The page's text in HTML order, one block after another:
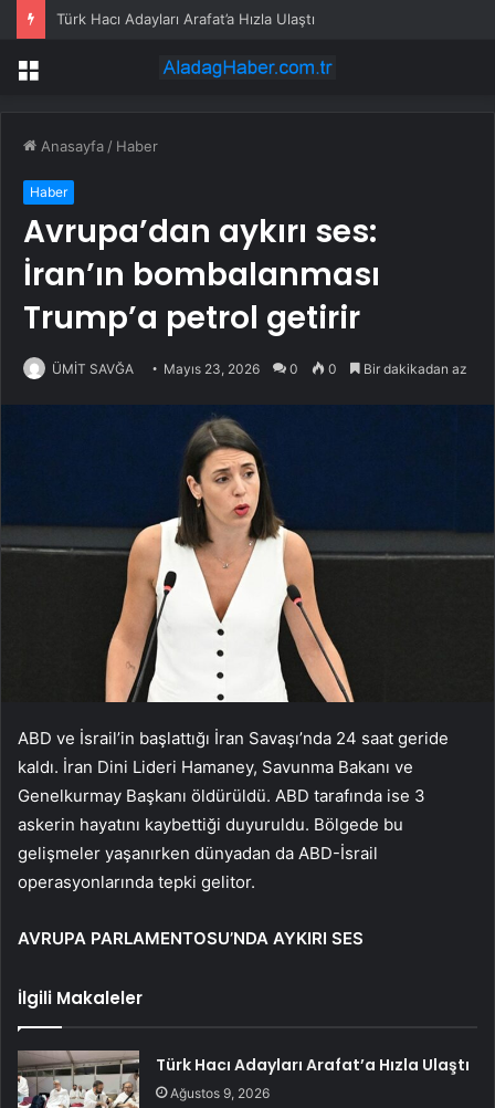
Türk Hacı Adayları Arafat’a Hızla Ulaştı
Menü
Anasayfa / Haber
Haber
Avrupa’dan aykırı ses:
İran’ın bombalanması
Trump’a petrol getirir
ÜMİT SAVĞA Mayıs 23, 2026 0 0 Bir dakikadan az
ABD ve İsrail’in başlattığı İran Savaşı’nda 24 saat geride
kaldı. İran Dini Lideri Hamaney, Savunma Bakanı ve
Genelkurmay Başkanı öldürüldü. ABD tarafında ise 3
askerin hayatını kaybettiği duyuruldu. Bölgede bu
gelişmeler yaşanırken dünyadan da ABD-İsrail
operasyonlarında tepki gelitor.
AVRUPA PARLAMENTOSU’NDA AYKIRI SES
İlgili Makaleler
Türk Hacı Adayları Arafat’a Hızla Ulaştı
Ağustos 9, 2026